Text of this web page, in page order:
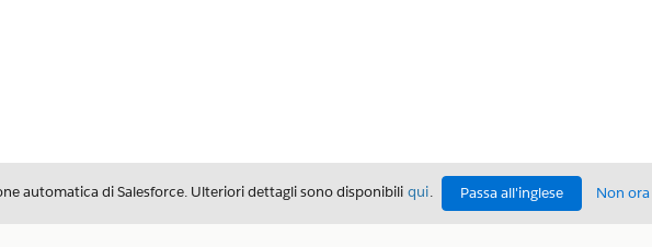
automatica di Salesforce. Ulteriori dettagli sono disponibili qui. Passa all'inglese Non ora